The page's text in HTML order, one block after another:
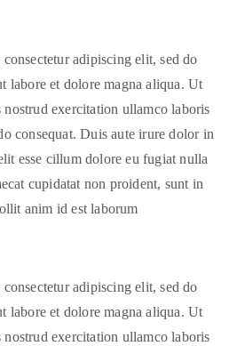
adipiscing elit, sed do
labore et dolore magna aliqua. Ut
exercitation ullamco laboris
consequat. Duis aute irure dolor in
esse cillum dolore eu fugiat nulla
cupidatat non proident, sunt in
anim id est laborum
adipiscing elit, sed do
labore et dolore magna aliqua. Ut
exercitation ullamco laboris